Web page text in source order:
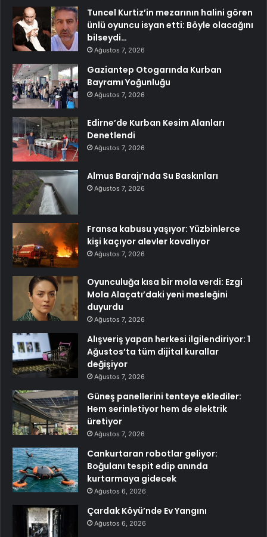
Tuncel Kurtiz’in mezarının halini gören
ünlü oyuncu isyan etti: Böyle olacağını
bilseydi…
Ağustos 7, 2026
Gaziantep Otogarında Kurban
Bayramı Yoğunluğu
Ağustos 7, 2026
Edirne’de Kurban Kesim Alanları
Denetlendi
Ağustos 7, 2026
Almus Barajı’nda Su Baskınları
Ağustos 7, 2026
Fransa kabusu yaşıyor: Yüzbinlerce
kişi kaçıyor alevler kovalıyor
Ağustos 7, 2026
Oyunculuğa kısa bir mola verdi: Ezgi
Mola Alaçatı’daki yeni mesleğini
duyurdu
Ağustos 7, 2026
Alışveriş yapan herkesi ilgilendiriyor: 1
Ağustos’ta tüm dijital kurallar
değişiyor
Ağustos 7, 2026
Güneş panellerini tenteye eklediler:
Hem serinletiyor hem de elektrik
üretiyor
Ağustos 7, 2026
Cankurtaran robotlar geliyor:
Boğulanı tespit edip anında
kurtarmaya gidecek
Ağustos 6, 2026
Çardak Köyü’nde Ev Yangını
Ağustos 6, 2026